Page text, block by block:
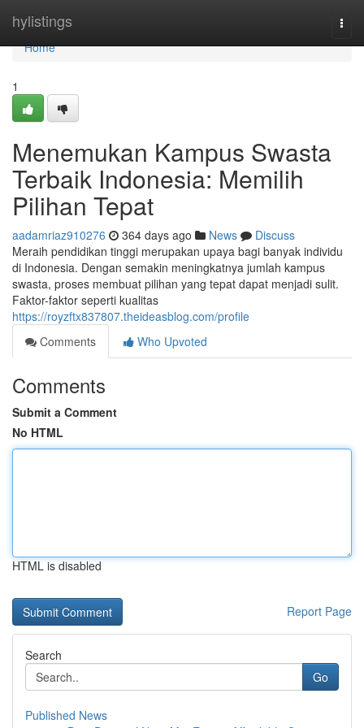
hylistings
Home
Home
1
Menemukan Kampus Swasta
Terbaik Indonesia: Memilih
Pilihan Tepat
aadamriaz910276 364 days ago News
Discuss
Meraih pendidikan tinggi merupakan upaya bagi banyak individu
di Indonesia. Dengan semakin meningkatnya jumlah kampus
swasta, proses membuat pilihan yang tepat dapat menjadi sulit.
Faktor-faktor seperti kualitas
https://royzftx837807.theideasblog.com/profile
Comments
Who Upvoted
Comments
Submit a Comment
No HTML
HTML is disabled
Report Page
Search
Go
Published News